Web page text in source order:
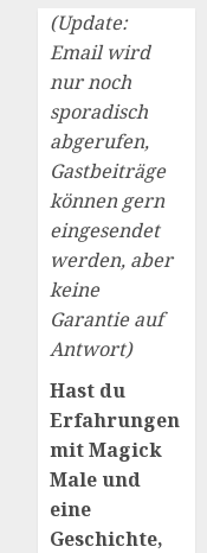
(Update:
Email wird
nur noch
sporadisch
abgerufen,
Gastbeiträge
können gern
eingesendet
werden, aber
keine
Garantie auf
Antwort)
Hast du
Erfahrungen
mit Magick
Male und
eine
Geschichte,